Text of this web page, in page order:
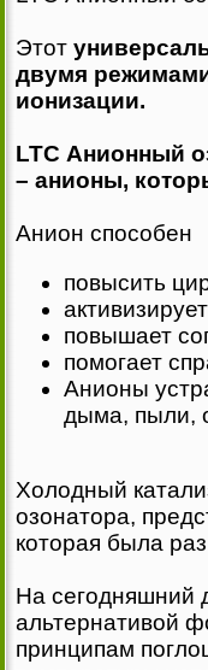
Этот
двумя
ионизации.
LTC Анионный
– анионы,
Анион способен
повысить
повышает
помогает
Анионы
дыма, пыли,
Холодный
озонатора,
которая была
На сегодняшний
альтернативой
принципам